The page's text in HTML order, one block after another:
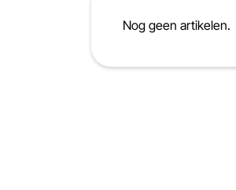
Nog geen artikelen.